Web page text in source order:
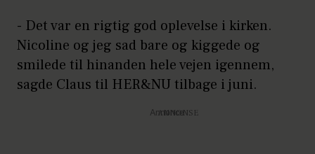
- Det var en rigtig god oplevelse i kirken.
Nicoline og jeg sad bare og kiggede og
smilede til hinanden hele vejen igennem,
sagde Claus til HER&NU tilbage i juni.
Annonce